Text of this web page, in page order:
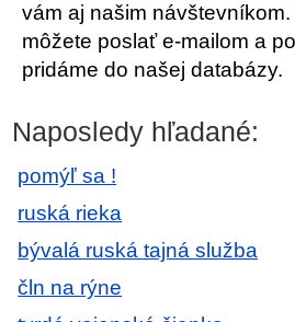
vám aj našim
môžete poslať e-mailom a
pridáme do našej databázy.
Naposledy hľadané:
pomýľ sa !
ruská rieka
bývalá ruská tajná služba
čln na rýne